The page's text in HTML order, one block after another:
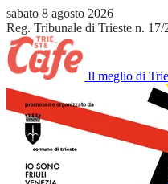
sabato 8 agosto 2026
Reg. Tribunale di Trieste n. 17/
Il meglio di